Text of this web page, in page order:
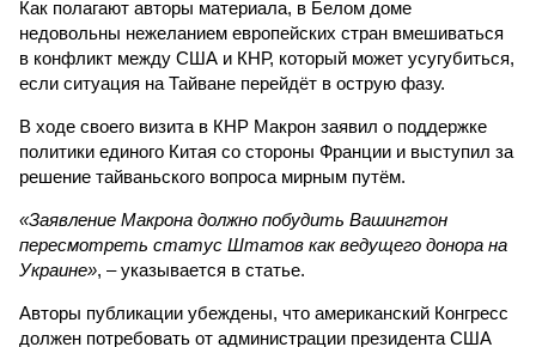
Как полагают авторы материала, в Белом доме
недовольны нежеланием европейских стран вмешиваться
в конфликт между США и КНР, который может усугубиться,
если ситуация на Тайване перейдёт в острую фазу.
В ходе своего визита в КНР Макрон заявил о поддержке
политики единого Китая со стороны Франции и выступил за
решение тайваньского вопроса мирным путём.
«Заявление Макрона должно побудить Вашингтон
пересмотреть статус Штатов как ведущего донора на
Украине», – указывается в статье.
Авторы публикации убеждены, что американский Конгресс
должен потребовать от администрации президента США